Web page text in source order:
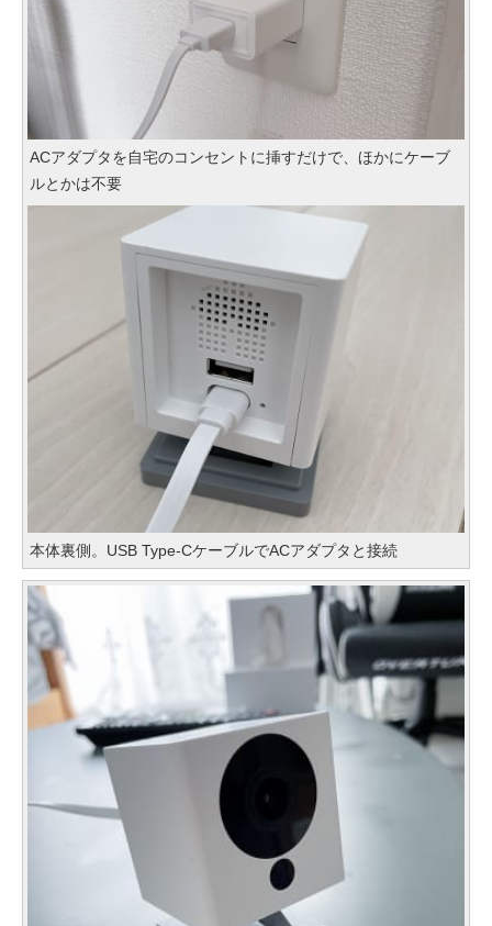
ACアダプタを自宅のコンセントに挿すだけで、ほかにケーブ
ルとかは不要
本体裏側。USB Type-CケーブルでACアダプタと接続